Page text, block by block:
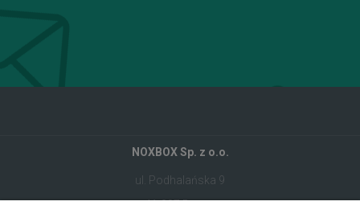
NOXBOX Sp. z o.o.
ul. Podhalańska 9
41-907 Bytom